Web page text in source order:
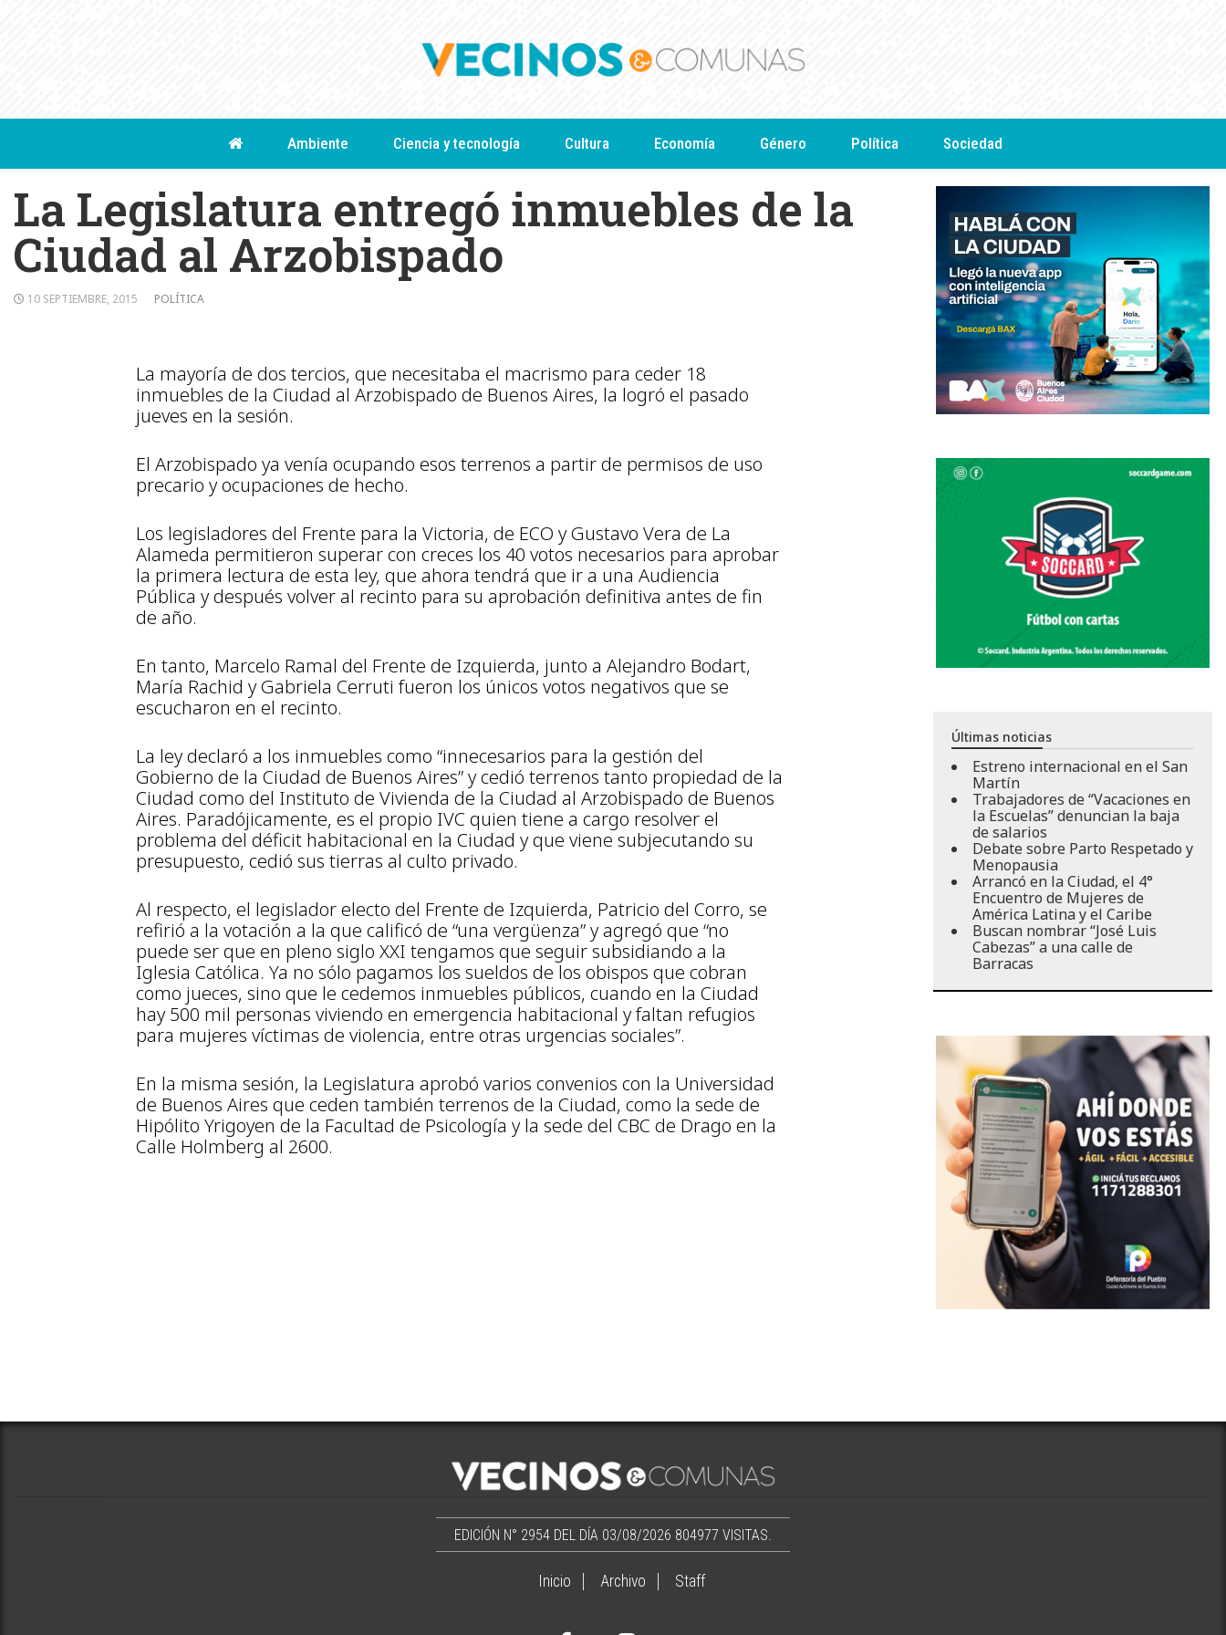
Ambiente Ciencia y tecnología Cultura Economía Género Política Sociedad
La Legislatura entregó inmuebles de la
Ciudad al Arzobispado
10 SEPTIEMBRE, 2015 POLÍTICA
La mayoría de dos tercios, que necesitaba el macrismo para ceder 18
inmuebles de la Ciudad al Arzobispado de Buenos Aires, la logró el pasado
jueves en la sesión.
El Arzobispado ya venía ocupando esos terrenos a partir de permisos de uso
precario y ocupaciones de hecho.
Los legisladores del Frente para la Victoria, de ECO y Gustavo Vera de La
Alameda permitieron superar con creces los 40 votos necesarios para aprobar
la primera lectura de esta ley, que ahora tendrá que ir a una Audiencia
Pública y después volver al recinto para su aprobación definitiva antes de fin
de año.
En tanto, Marcelo Ramal del Frente de Izquierda, junto a Alejandro Bodart,
María Rachid y Gabriela Cerruti fueron los únicos votos negativos que se
escucharon en el recinto.
La ley declaró a los inmuebles como “innecesarios para la gestión del
Gobierno de la Ciudad de Buenos Aires” y cedió terrenos tanto propiedad de la
Ciudad como del Instituto de Vivienda de la Ciudad al Arzobispado de Buenos
Aires. Paradójicamente, es el propio IVC quien tiene a cargo resolver el
problema del déficit habitacional en la Ciudad y que viene subjecutando su
presupuesto, cedió sus tierras al culto privado.
Al respecto, el legislador electo del Frente de Izquierda, Patricio del Corro, se
refirió a la votación a la que calificó de “una vergüenza” y agregó que “no
puede ser que en pleno siglo XXI tengamos que seguir subsidiando a la
Iglesia Católica. Ya no sólo pagamos los sueldos de los obispos que cobran
como jueces, sino que le cedemos inmuebles públicos, cuando en la Ciudad
hay 500 mil personas viviendo en emergencia habitacional y faltan refugios
para mujeres víctimas de violencia, entre otras urgencias sociales”.
En la misma sesión, la Legislatura aprobó varios convenios con la Universidad
de Buenos Aires que ceden también terrenos de la Ciudad, como la sede de
Hipólito Yrigoyen de la Facultad de Psicología y la sede del CBC de Drago en la
Calle Holmberg al 2600.
Últimas noticias
Estreno internacional en el San
Martín
Trabajadores de “Vacaciones en
la Escuelas” denuncian la baja
de salarios
Debate sobre Parto Respetado y
Menopausia
Arrancó en la Ciudad, el 4°
Encuentro de Mujeres de
América Latina y el Caribe
Buscan nombrar “José Luis
Cabezas” a una calle de
Barracas
EDICIÓN N° 2954 DEL DÍA 03/08/2026 804977 VISITAS.
Inicio Archivo Staff